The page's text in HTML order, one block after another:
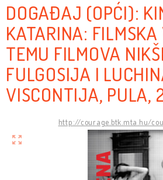
DOGAĐAJ (OPĆI):
KATARINA: FILMSKA
TEMU FILMOVA
FULGOSIJA I
VISCONTIJA, PULA,
http://courage.btk.mta.hu/